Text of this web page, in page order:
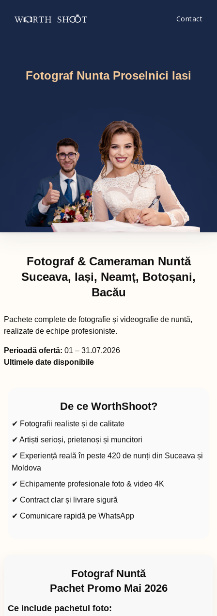
Contact
Fotograf Nunta Proselnici Iasi
Fotograf & Cameraman Nuntă
Suceava, Iași, Neamț, Botoșani,
Bacău
Pachete complete de fotografie și videografie de nuntă,
realizate de echipe profesioniste.
Perioadă ofertă: 01 – 31.07.2026
Ultimele date disponibile
De ce WorthShoot?
✔ Fotografii realiste și de calitate
✔ Artiști serioși, prietenoși și muncitori
✔ Experiență reală în peste 420 de nunți din Suceava și
Moldova
✔ Echipamente profesionale foto & video 4K
✔ Contract clar și livrare sigură
✔ Comunicare rapidă pe WhatsApp
Fotograf Nuntă
Pachet Promo Mai 2026
Ce include pachetul foto: